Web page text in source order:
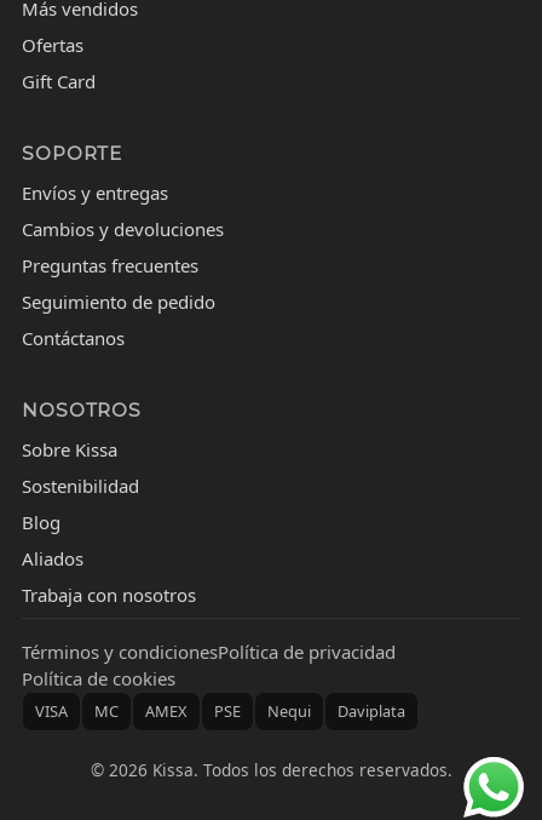
Más vendidos
Ofertas
Gift Card
SOPORTE
Envíos y entregas
Cambios y devoluciones
Preguntas frecuentes
Seguimiento de pedido
Contáctanos
NOSOTROS
Sobre Kissa
Sostenibilidad
Blog
Aliados
Trabaja con nosotros
Términos y condicionesPolítica de privacidad
Política de cookies
VISA MC AMEX PSE Nequi Daviplata
© 2026 Kissa. Todos los derechos reservados.